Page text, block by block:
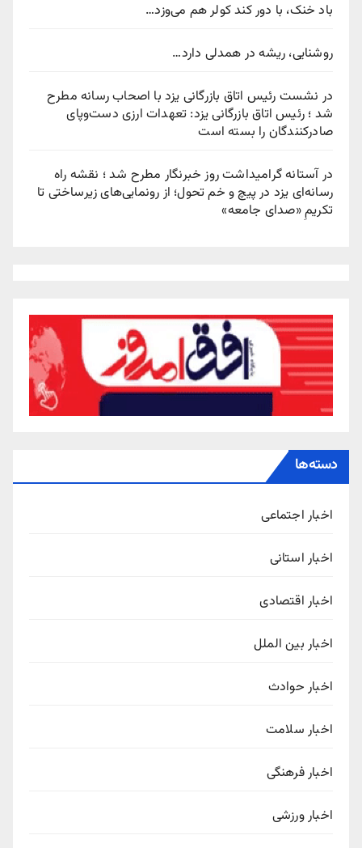
باد خنک، با دور کند کولر هم می‌وزد…
روشنایی، ریشه در همدلی دارد…
در نشست رئیس اتاق بازرگانی یزد با اصحاب رسانه مطرح
شد ؛ رئیس اتاق بازرگانی یزد: تعهدات ارزی دست‌وپای
صادرکنندگان را بسته است
در آستانه گرامیداشت روز خبرنگار مطرح شد ؛ نقشه راه
رسانه‌ای یزد در پیچ‌ و خم تحول؛ از رونمایی‌های زیرساختی تا
تکریمِ «صدای جامعه»
دسته‌ها
اخبار اجتماعی
اخبار استانی
اخبار اقتصادی
اخبار بین الملل
اخبار حوادث
اخبار سلامت
اخبار فرهنگی
اخبار ورزشی